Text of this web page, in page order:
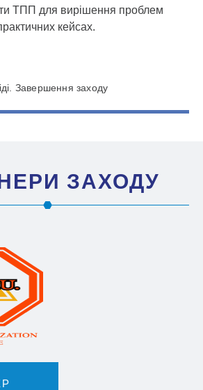
ТПП для вирішення проблем
кейсах.
Завершення заходу
ЗАХОДУ